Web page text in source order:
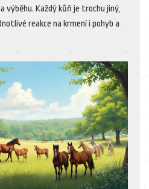
výběhu. Každý kůň je trochu jiný,
reakce na krmení i pohyb a